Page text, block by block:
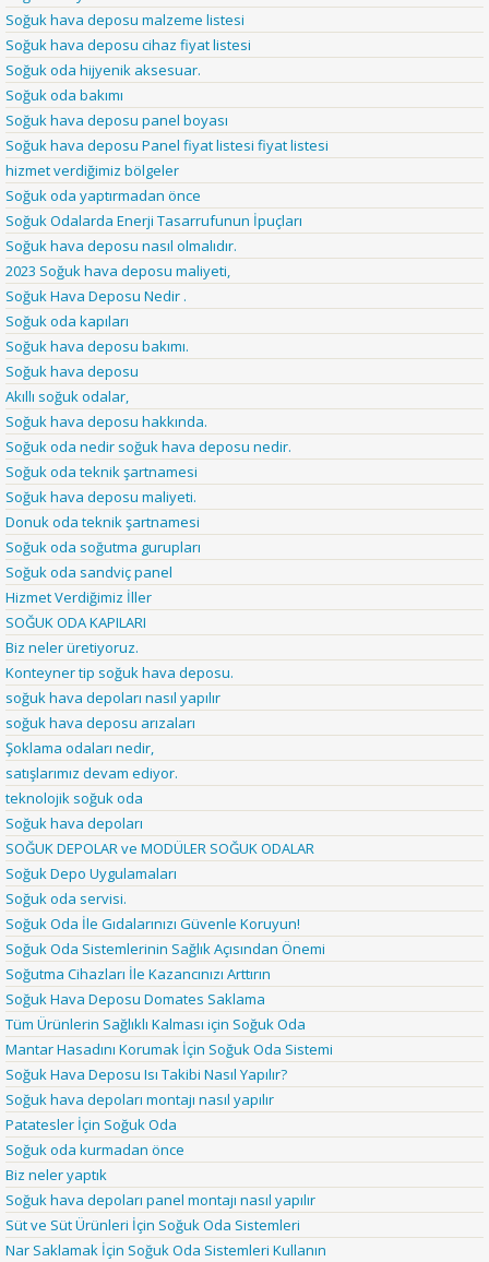
Soğuk hava deposu malzeme listesi
Soğuk hava deposu cihaz fiyat listesi
Soğuk oda hijyenik aksesuar.
Soğuk oda bakımı
Soğuk hava deposu panel boyası
Soğuk hava deposu Panel fiyat listesi fiyat listesi
hizmet verdiğimiz bölgeler
Soğuk oda yaptırmadan önce
Soğuk Odalarda Enerji Tasarrufunun İpuçları
Soğuk hava deposu nasıl olmalıdır.
2023 Soğuk hava deposu maliyeti,
Soğuk Hava Deposu Nedir .
Soğuk oda kapıları
Soğuk hava deposu bakımı.
Soğuk hava deposu
Akıllı soğuk odalar,
Soğuk hava deposu hakkında.
Soğuk oda nedir soğuk hava deposu nedir.
Soğuk oda teknik şartnamesi
Soğuk hava deposu maliyeti.
Donuk oda teknik şartnamesi
Soğuk oda soğutma gurupları
Soğuk oda sandviç panel
Hizmet Verdiğimiz İller
SOĞUK ODA KAPILARI
Biz neler üretiyoruz.
Konteyner tip soğuk hava deposu.
soğuk hava depoları nasıl yapılır
soğuk hava deposu arızaları
Şoklama odaları nedir,
satışlarımız devam ediyor.
teknolojik soğuk oda
Soğuk hava depoları
SOĞUK DEPOLAR ve MODÜLER SOĞUK ODALAR
Soğuk Depo Uygulamaları
Soğuk oda servisi.
Soğuk Oda İle Gıdalarınızı Güvenle Koruyun!
Soğuk Oda Sistemlerinin Sağlık Açısından Önemi
Soğutma Cihazları İle Kazancınızı Arttırın
Soğuk Hava Deposu Domates Saklama
Tüm Ürünlerin Sağlıklı Kalması için Soğuk Oda
Mantar Hasadını Korumak İçin Soğuk Oda Sistemi
Soğuk Hava Deposu Isı Takibi Nasıl Yapılır?
Soğuk hava depoları montajı nasıl yapılır
Patatesler İçin Soğuk Oda
Soğuk oda kurmadan önce
Biz neler yaptık
Soğuk hava depoları panel montajı nasıl yapılır
Süt ve Süt Ürünleri İçin Soğuk Oda Sistemleri
Nar Saklamak İçin Soğuk Oda Sistemleri Kullanın